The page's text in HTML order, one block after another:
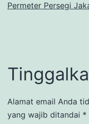
Permeter Persegi
Alamat email Anda
yang wajib ditandai *